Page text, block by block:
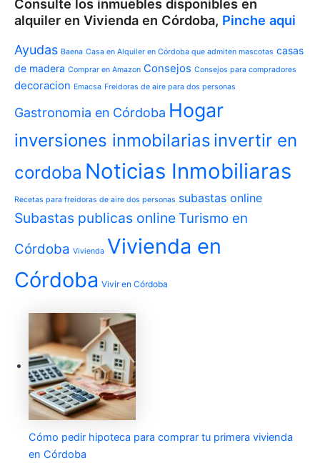
Consulte los inmuebles disponibles en
alquiler en Vivienda en Córdoba, Pinche aqui
Ayudas Baena Casa en Alquiler en Córdoba que admiten mascotas casas
de madera Comprar en Amazon Consejos Consejos para compradores
decoracion Emacsa Freidoras de aire para dos personas
Gastronomia en Córdoba Hogar
inversiones inmobilarias invertir en
cordoba Noticias Inmobiliaras
Recetas para freidoras de aire dos personas subastas online
Subastas publicas online Turismo en
Córdoba Vivienda Vivienda en
Córdoba Vivir en Córdoba
Cómo pedir hipoteca para comprar tu primera vivienda
en Córdoba